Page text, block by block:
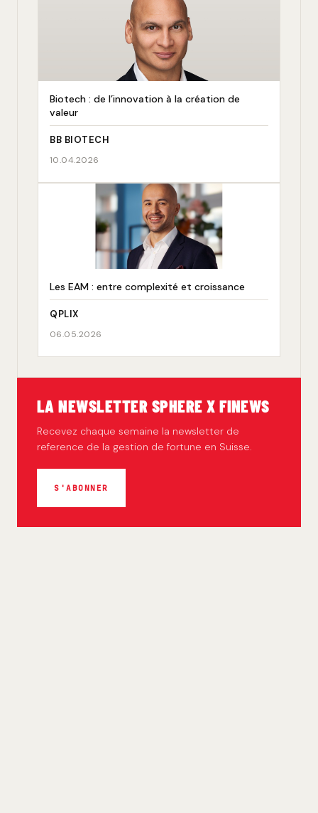
Biotech : de l’innovation à la création de
valeur
BB BIOTECH
10.04.2026
Les EAM : entre complexité et croissance
QPLIX
06.05.2026
LA NEWSLETTER SPHERE X FINEWS
Recevez chaque semaine la newsletter de
reference de la gestion de fortune en Suisse.
S'ABONNER